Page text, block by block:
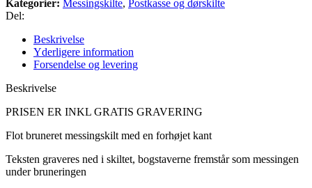
Kategorier: Messingskilte, Postkasse og dørskilte
Del:
Beskrivelse
Yderligere information
Forsendelse og levering
Beskrivelse
PRISEN ER INKL GRATIS GRAVERING
Flot bruneret messingskilt med en forhøjet kant
Teksten graveres ned i skiltet, bogstaverne fremstår som messingen
under bruneringen